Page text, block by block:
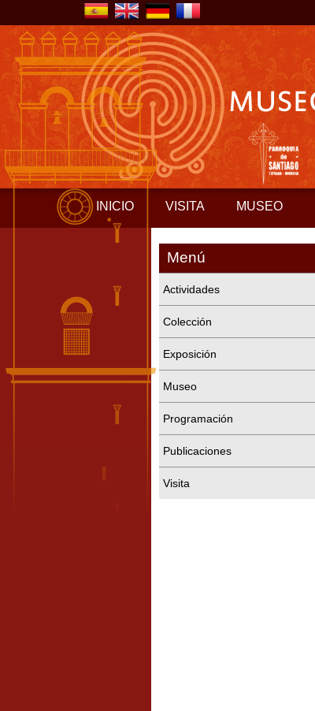
INICIO VISITA MUSEO
Menú
Actividades
Colección
Exposición
Museo
Programación
Publicaciones
Visita